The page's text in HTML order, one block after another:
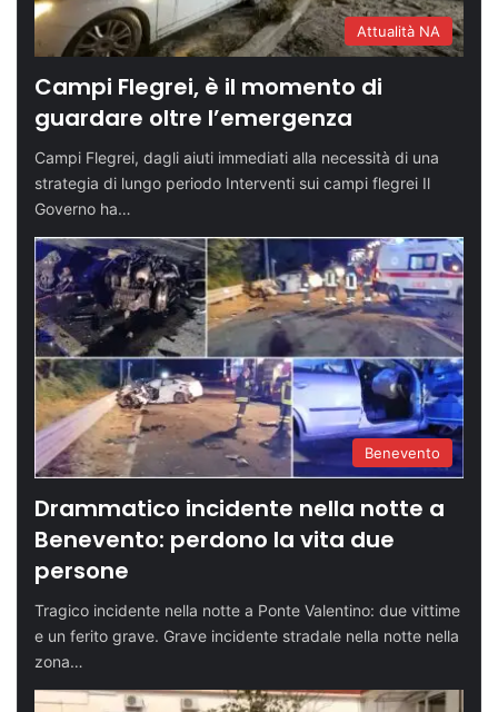
Attualità NA
Campi Flegrei, è il momento di
guardare oltre l’emergenza
Campi Flegrei, dagli aiuti immediati alla necessità di una
strategia di lungo periodo Interventi sui campi flegrei Il
Governo ha…
Benevento
Drammatico incidente nella notte a
Benevento: perdono la vita due
persone
Tragico incidente nella notte a Ponte Valentino: due vittime
e un ferito grave. Grave incidente stradale nella notte nella
zona…